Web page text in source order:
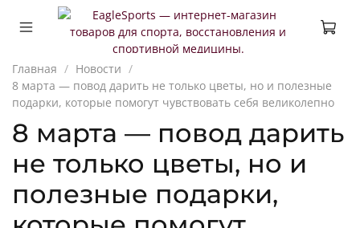
Главная
Новости
8 марта — повод дарить не только цветы, но и полезные
подарки, которые помогут чувствовать себя великолепно
8 марта — повод дарить
не только цветы, но и
полезные подарки,